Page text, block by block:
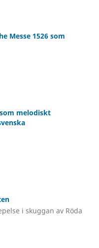
Messe 1526 som
melodiskt
i skuggan av Röda